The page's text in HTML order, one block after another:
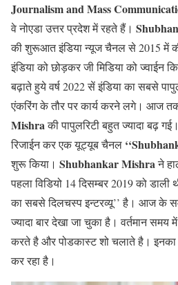
Journalism and Mass
वे नोएडा उत्तर प्रदेश में रहते हैं।
की शुरूआत इंडिया न्यूज चैनल से 2015 में
इंडिया को छोड़कर जी मिडिया को ज्वाईन
बढ़ाते हुये वर्ष 2022 सें इंडिया का सबसे
एंकरिंग के तौर पर कार्य करने लगे। आज
Mishraकी पापुलरिटी बहुत ज्यादा बढ़
रिजाईन कर एक यूट्यूब चैनल
शुरू किया। Shubhankar Mishraने
पहला विडियो 14 दिसम्बर 2019 को
का सबसे दिलचस्प इन्टरव्यू’’ है। आज के
ज्यादा बार देखा जा चुका है। वर्तमान
करते है और पोडकास्ट शो चलाते है।
कर रहा है।